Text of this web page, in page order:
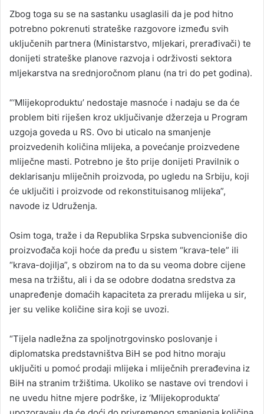
Zbog toga su se na sastanku usaglasili da je pod hitno
potrebno pokrenuti strateške razgovore između svih
uključenih partnera (Ministarstvo, mljekari, prerađivači) te
donijeti strateške planove razvoja i održivosti sektora
mljekarstva na srednjoročnom planu (na tri do pet godina).
“‘Mlijekoproduktu’ nedostaje masnoće i nadaju se da će
problem biti riješen kroz uključivanje džerzeja u Program
uzgoja goveda u RS. Ovo bi uticalo na smanjenje
proizvedenih količina mlijeka, a povećanje proizvedene
mliječne masti. Potrebno je što prije donijeti Pravilnik o
deklarisanju mliječnih proizvoda, po ugledu na Srbiju, koji
će uključiti i proizvode od rekonstituisanog mlijeka”,
navode iz Udruženja.
Osim toga, traže i da Republika Srpska subvencioniše dio
proizvođača koji hoće da pređu u sistem “krava-tele” ili
“krava-dojilja”, s obzirom na to da su veoma dobre cijene
mesa na tržištu, ali i da se odobre dodatna sredstva za
unapređenje domaćih kapaciteta za preradu mlijeka u sir,
jer su velike količine sira koji se uvozi.
“Tijela nadležna za spoljnotrgovinsko poslovanje i
diplomatska predstavništva BiH se pod hitno moraju
uključiti u pomoć prodaji mlijeka i mliječnih prerađevina iz
BiH na stranim tržištima. Ukoliko se nastave ovi trendovi i
ne uvedu hitne mjere podrške, iz ‘Mlijekoprodukta’